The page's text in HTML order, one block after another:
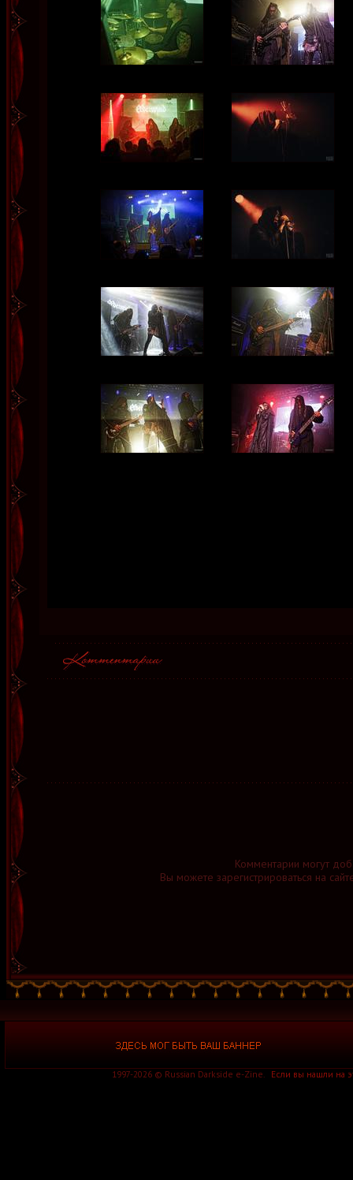
Комментарии могут
Вы можете зарегистрироваться на
1997-2026 © Russian Darkside e-Zine. Если вы нашли на